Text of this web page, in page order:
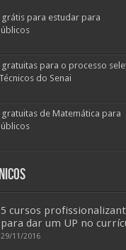
para estudar para
para o processo
do Senai
de Matemática para
5 cursos
para dar um UP no
29/11/2016